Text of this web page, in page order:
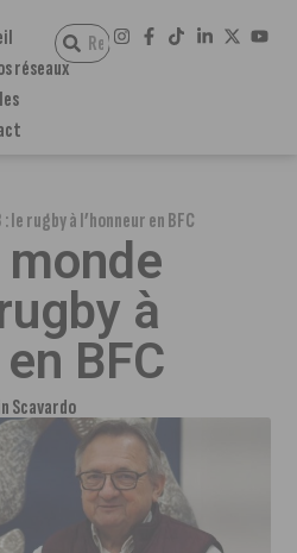
réseaux
le rugby à l’honneur en BFC
monde
à
BFC
Scavardo